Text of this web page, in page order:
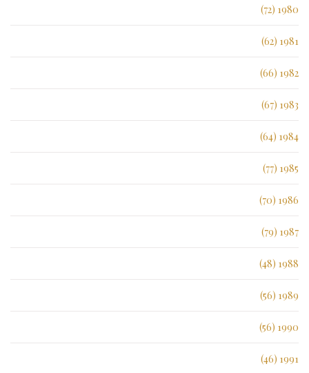
1980 (72)
1981 (62)
1982 (66)
1983 (67)
1984 (64)
1985 (77)
1986 (70)
1987 (79)
1988 (48)
1989 (56)
1990 (56)
1991 (46)